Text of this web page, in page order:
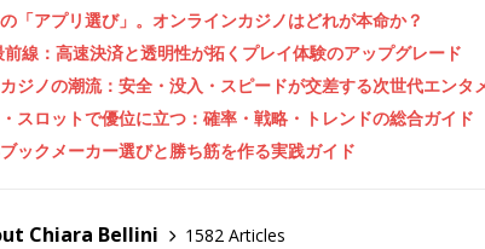
「アプリ選び」。オンラインカジノはどれが本命か？
線：高速決済と透明性が拓くプレイ体験のアップグレード
ジノの潮流：安全・没入・スピードが交差する次世代エンタ
スロットで優位に立つ：確率・戦略・トレンドの総合ガイド
ックメーカー選びと勝ち筋を作る実践ガイド
Chiara Bellini
1582 Articles